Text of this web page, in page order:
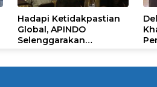
Hadapi Ketidakpastian
Global, APINDO
Selenggarakan